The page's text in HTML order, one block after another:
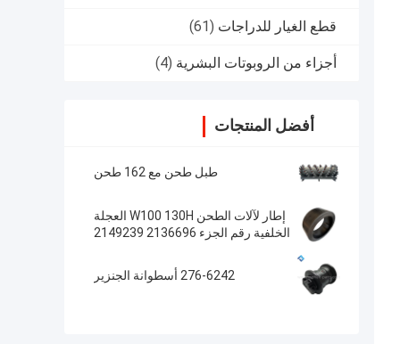
قطع الغيار للدراجات (61)
أجزاء من الروبوتات البشرية (4)
أفضل المنتجات
طبل طحن مع 162 طحن
إطار لآلات الطحن W100 130H العجلة
الخلفية رقم الجزء 2136696 2149239
276-6242 أسطوانة الجنزير